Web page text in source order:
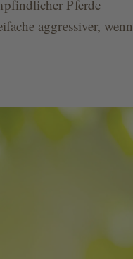
Pferde
aggressiver, wenn